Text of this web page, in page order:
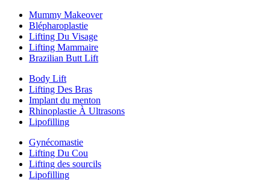
Mummy Makeover
Blépharoplastie
Lifting Du Visage
Lifting Mammaire
Brazilian Butt Lift
Body Lift
Lifting Des Bras
Implant du menton
Rhinoplastie À Ultrasons
Lipofilling
Gynécomastie
Lifting Du Cou
Lifting des sourcils
Lipofilling